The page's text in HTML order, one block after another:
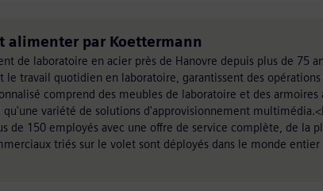
par Koettermann
de laboratoire en acier près de Hanovre depuis plus de 75
travail quotidien en laboratoire, garantissent des
comprend des meubles de laboratoire et des armoires
variété de solutions d'approvisionnement
de 150 employés avec une offre de service complète, de la
triés sur le volet sont déployés dans le monde